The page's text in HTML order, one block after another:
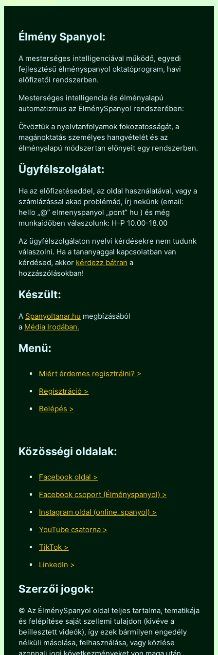
Élmény Spanyol:
A mesterséges intelligenciával működő, egyedi
fejlesztésű élményspanyol oktatóprogram, havi
előfizetői rendszerben.
Mesterséges intelligencia és élményalapú
automatizmus az ÉlménySpanyol rendszerében:
Ötvöztük a nyelvtanfolyamok fokozatosságát, a
magánoktatás személyes hangvételét és az
élményalapú módszertan előnyeit egy rendszerben.
Ügyfélszolgálat:
Ha az előfizetéseddel, az oldal használatával, vagy a
számlázással akad problémád, írj nekünk (email:
hello „@” elmenyspanyol „pont” hu ) és még
munkaidőben válaszolunk: H-P 10.00-18.00
Az ügyfélszolgálaton nyelvi kérdésekre nem tudunk
válaszolni. Ha a tananyaggal kapcsolatban van
kérdésed, akkor kérdezz bátran a
hozzászólásokban!
Készült:
A Spanyoltanar.hu megbízásából
a Média Irodában.
Menü:
Miért érdemes regisztrálni? >
Regisztráció >
Belépés >
Közösségi oldalak:
Facebook oldal >
Facebook csoport (Élményspanyol) >
Instagram oldal (online_spanyol) >
YouTube csatorna >
TikTok >
LinkedIn >
Szerzői jogok:
© Az ÉlménySpanyol oldal teljes tartalma, tematikája
és felépítése saját szellemi tulajdon (kivéve a
beillesztett videók), így ezek bármilyen engedély
nélküli másolása, felhasználása, vagy közlése